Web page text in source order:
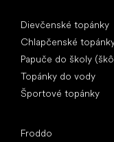
Dievčenské topánky
Chlapčenské
Papuče do školy
Topánky do vody
Športové topánky
Froddo